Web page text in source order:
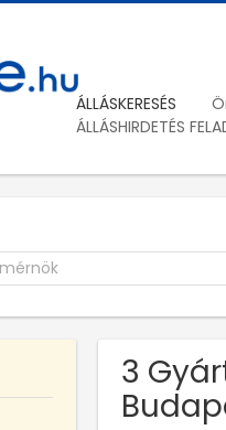
ÁLLÁSKERESÉS
ÁLLÁSHIRDETÉS
3